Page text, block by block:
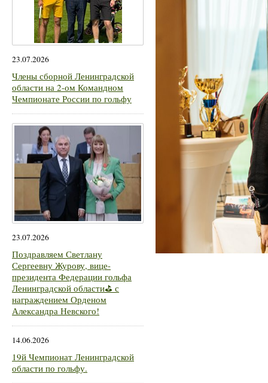
23.07.2026
Члены сборной Ленинградской
области на 2-ом Командном
Чемпионате России по гольфу
23.07.2026
Поздравляем Светлану
Сергеевну Журову, вице-
президента Федерации гольфа
Ленинградской области⛳ с
награждением Орденом
Александра Невского!
14.06.2026
19й Чемпионат Ленинградской
области по гольфу.